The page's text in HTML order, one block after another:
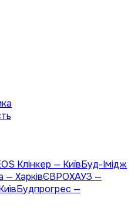
Клінкер — КиївБуд-Імідж
— ХарківЄВРОХАУЗ —
Будпрогрес —